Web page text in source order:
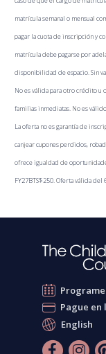
matrícula semanal o mensual
pagar la cuota de inscripción y
matrícula debe pagarse por
disponibilidad de espacio. Sin
No es válida para otro crédito u
familias inmediatas. No es
La oferta no es garantía de
canjear cupones perdidos,
ofrece igualdad de
FY27BTS$250. Oferta válida del
Pague en
English